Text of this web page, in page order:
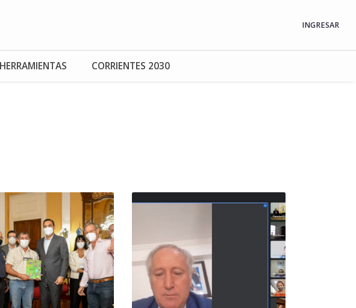
INGRESAR
HERRAMIENTAS CORRIENTES 2030